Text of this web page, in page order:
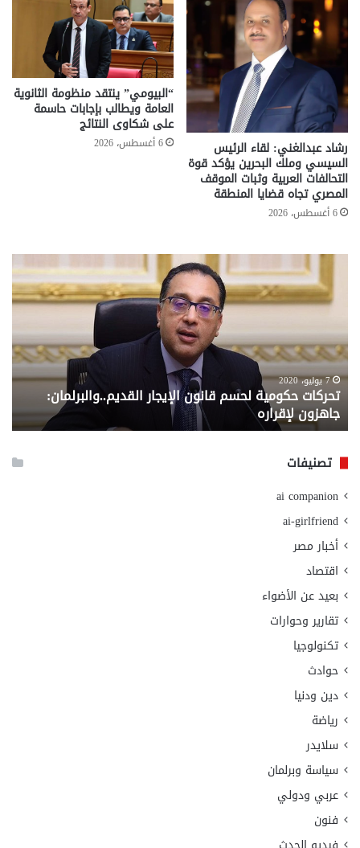
رشاد عبدالغني: لقاء الرئيس
السيسي وملك البحرين يؤكد قوة
التحالفات العربية وثبات الموقف
المصري تجاه قضايا المنطقة
6 أغسطس، 2026
“البيومي” ينتقد منظومة الثانوية
العامة ويطالب بإجابات حاسمة
على شكاوى النتائج
6 أغسطس، 2026
تحركات
حكومية
لحسم
قانون
القديم..والبرلمان:
جاهزون
لإقراره
7 يوليو، 2020
تحركات حكومية لحسم قانون الإيجار القديم..والبرلمان:
جاهزون لإقراره
..
من
تصنيفات
ai companion
ai-girlfriend
أخبار مصر
اقتصاد
بعيد عن الأضواء
تقارير وحوارات
تكنولوجيا
حوادث
دين ودنيا
رياضة
سلايدر
سياسة وبرلمان
عربي ودولي
فنون